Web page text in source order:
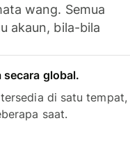
wang. Semua
akaun, bila-bila
secara global.
di satu tempat,
saat.